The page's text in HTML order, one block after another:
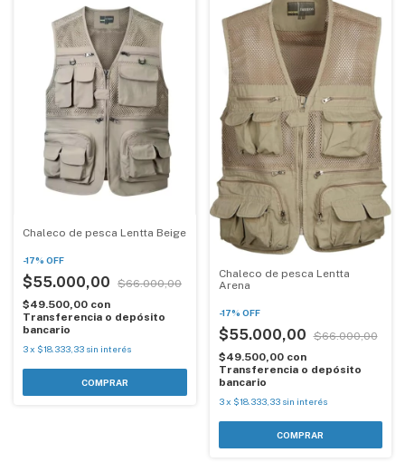
Chaleco de pesca Lentta Beige
-17% OFF
$55.000,00
$66.000,00
$49.500,00 con
Transferencia o depósito
bancario
3x $18.333,33 sin interés
COMPRAR
Chaleco de pesca Lentta
Arena
-17% OFF
$55.000,00
$66.000,00
$49.500,00 con
Transferencia o depósito
bancario
3 x $18.333,33 sin interés
COMPRAR